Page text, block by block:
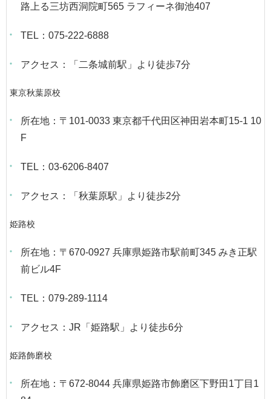
路上る三坊西洞院町565 ラフィーネ御池407
TEL：075-222-6888
アクセス：「二条城前駅」より徒歩7分
東京秋葉原校
所在地：〒101-0033 東京都千代田区神田岩本町15-1 10
F
TEL：03-6206-8407
アクセス：「秋葉原駅」より徒歩2分
姫路校
所在地：〒670-0927 兵庫県姫路市駅前町345 みき正駅
前ビル4F
TEL：079-289-1114
アクセス：JR「姫路駅」より徒歩6分
姫路飾磨校
所在地：〒672-8044 兵庫県姫路市飾磨区下野田1丁目1